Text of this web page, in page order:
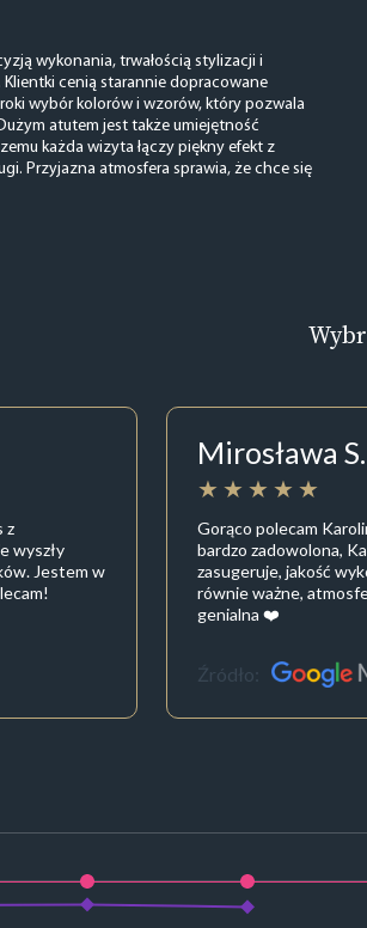
wykonania, trwałością stylizacji i
cenią starannie dopracowane
wybór kolorów i wzorów, który pozwala
atutem jest także umiejętność
każda wizyta łączy piękny efekt z
Przyjazna atmosfera sprawia, że chce się
z
wyszły
Jestem w
Mirosława S.
Gorąco polecam
bardzo zadowolona,
zasugeruje, jakość
równie ważne,
genialna ❤️
Źródło: